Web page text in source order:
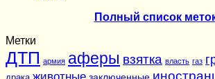
Полный список
Метки
ДТП армия аферы взятка власть газ